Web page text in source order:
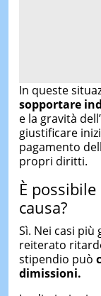
In queste
sopportare
e la gravità
giustificare
pagamento
propri diritti.
È
causa?
Sì. Nei casi
reiterato
stipendio può
dimissioni.